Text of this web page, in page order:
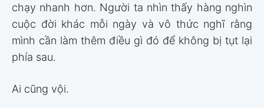
chạy nhanh hơn. Người ta nhìn thấy hàng nghìn
cuộc đời khác mỗi ngày và vô thức nghĩ rằng
mình cần làm thêm điều gì đó để không bị tụt lại
phía sau.
Ai cũng vội.